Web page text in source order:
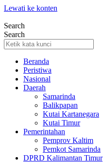
Lewati ke konten
Search
Search
Beranda
Peristiwa
Nasional
Daerah
Samarinda
Balikpapan
Kutai Kartanegara
Kutai Timur
Pemerintahan
Pemprov Kaltim
Pemkot Samarinda
DPRD Kalimantan Timur